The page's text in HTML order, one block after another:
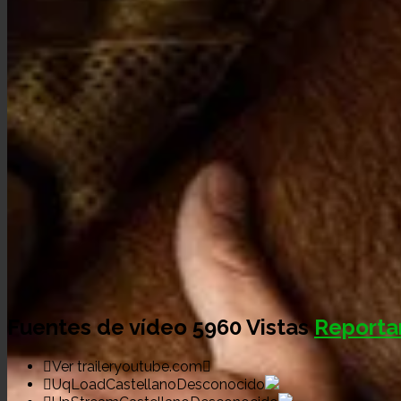
Fuentes de vídeo 5960 Vistas
Ver traileryoutube.com
UqLoadCastellanoDesconocido